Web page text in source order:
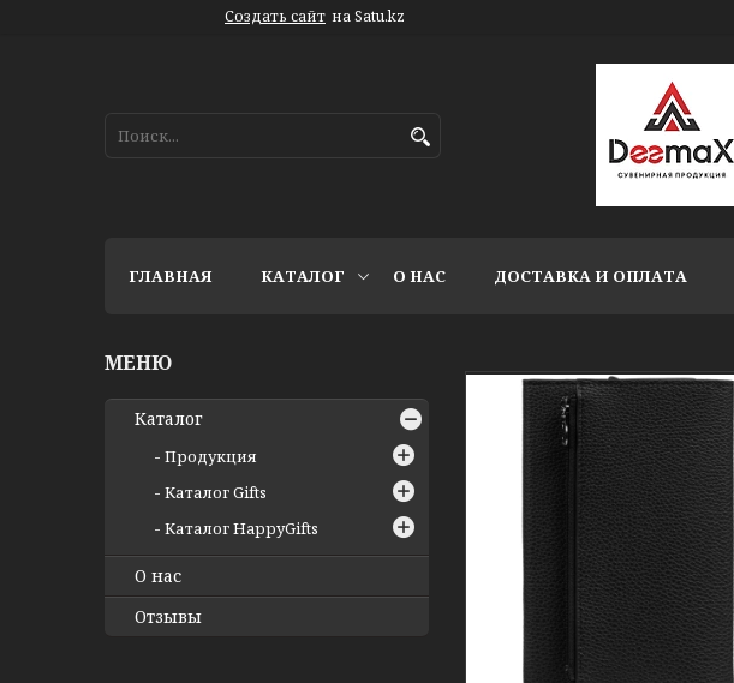
Создать сайт на Satu.kz
ГЛАВНАЯ КАТАЛОГ О НАС ДОСТАВКА И ОПЛАТА
Каталог
Продукция
Каталог Gifts
Каталог HappyGifts
О нас
Отзывы